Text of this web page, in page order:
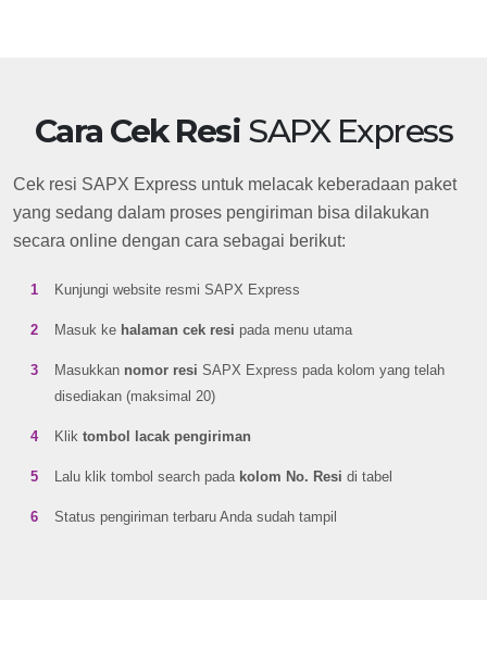
Cara Cek Resi SAPX Express
Cek resi SAPX Express untuk melacak keberadaan paket
yang sedang dalam proses pengiriman bisa dilakukan
secara online dengan cara sebagai berikut:
Kunjungi website resmi SAPX Express
Masuk ke halaman cek resi pada menu utama
Masukkan nomor resi SAPX Express pada kolom yang telah
disediakan (maksimal 20)
Klik tombol lacak pengiriman
Lalu klik tombol search pada kolom No. Resi di tabel
Status pengiriman terbaru Anda sudah tampil